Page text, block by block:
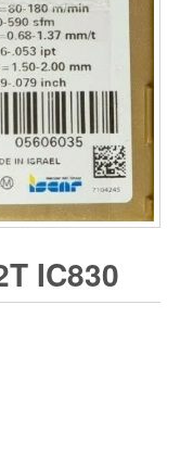
IC830